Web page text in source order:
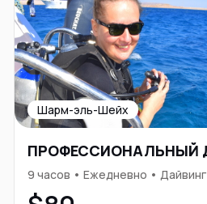
Шарм-эль-Шейх
9 часов • Ежедневно • Дайвинг